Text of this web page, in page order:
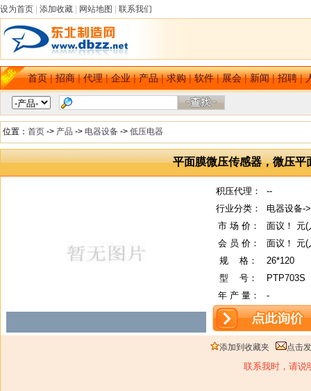
设为首页 添加收藏 网站地图 联系我们
首页|招商|代理|企业|产品|求购|软件|展会|新闻|招聘|
位置： 首页 -> 产品 -> 电器设备 -> 低压电器
平面膜微压传感器，微压平
积压代理：
--
行业分类：
电器设备-
市 场 价：
面议！ 元(
会 员 价：
面议！ 元(
规
格：
26*120
型
号：
PTP703S
年 产 量：
-
添加到收藏夹 点击
联系我时，请说